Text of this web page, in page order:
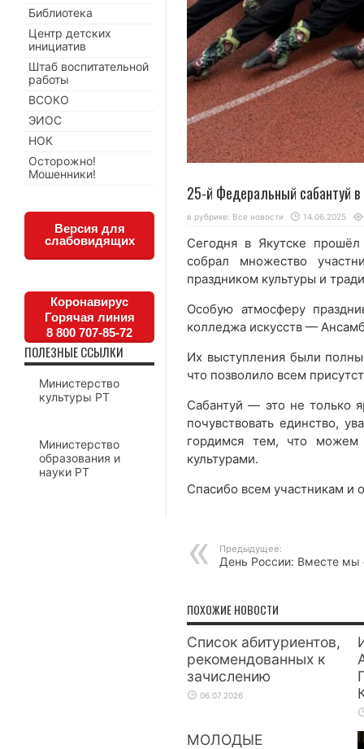
25-й Федеральный сабантуй
в рубрике: Все новости 14.06.2025
Сегодня в Якутске
собрал множество
праздником культуры и
Особую атмосферу
колледжа искусств —
Их выступления были
что позволило всем
Сабантуй — это не только
почувствовать единство,
гордимся тем, что можем
культурами.
Спасибо всем участникам и
Предыдущее:
День России: Вместе мы
ПОХОЖИЕ НОВОСТИ
Список абитуриентов,
рекомендованных к
зачислению
06.07.2026
МОЛОДЫЕ
Библиотека
Центр детских
инициатив
Штаб воспитательной
работы
ВСОКО
ЭИОС
НОК
Осторожно!
Мошенники!
Версия для
слабовидящих
Коронавирус
Горячая линия
8 800 707-85-72
ПОЛЕЗНЫЕ ССЫЛКИ
Министерство
культуры РТ
Министерство
образования и
науки РТ